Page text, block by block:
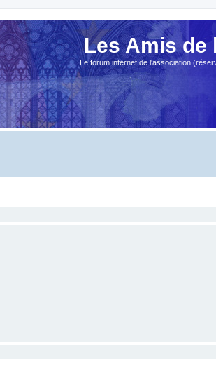
Les Amis de
Le forum internet de l'association